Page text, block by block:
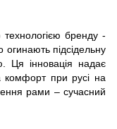
бренду -
огинають підсідельну
Ця інновація надає
комфорт при русі на
рами – сучасний